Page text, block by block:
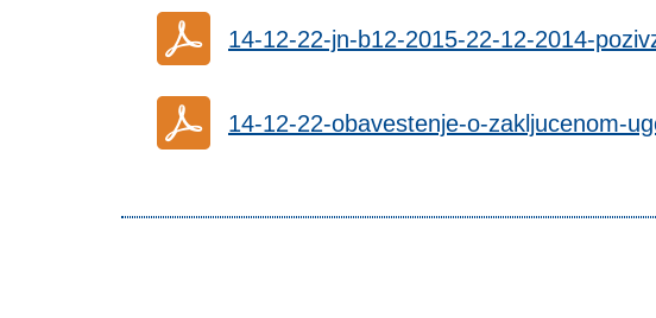
14-12-22-jn-b12-2015-22-12-2014-
14-12-22-obavestenje-o-zakljucenom-